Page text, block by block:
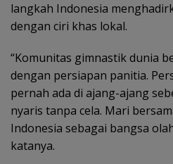
langkah Indonesia
dengan ciri khas lokal.
“Komunitas gimnastik dunia
dengan persiapan panitia.
pernah ada di ajang-ajang
nyaris tanpa cela. Mari
Indonesia sebagai bangsa
katanya.